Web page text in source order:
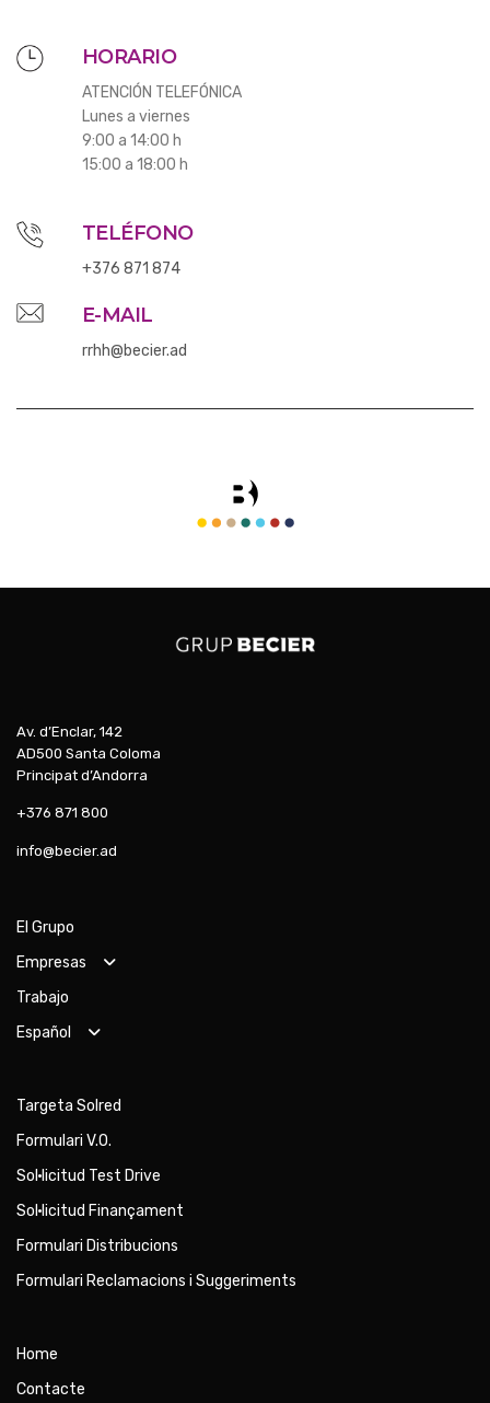
HORARIO
ATENCIÓN TELEFÓNICA
Lunes a viernes
9:00 a 14:00 h
15:00 a 18:00 h
TELÉFONO
+376 871 874
E-MAIL
rrhh@becier.ad
Av. d’Enclar, 142
AD500 Santa Coloma
Principat d’Andorra
+376 871 800
info@becier.ad
El Grupo
Empresas
Trabajo
Español
Targeta Solred
Formulari V.O.
Sol·licitud Test Drive
Sol·licitud Finançament
Formulari Distribucions
Formulari Reclamacions i Suggeriments
Home
Contacte